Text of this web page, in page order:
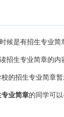
是有招生专业简
招生专业简章的
的招生专业简章
业简章的同学可